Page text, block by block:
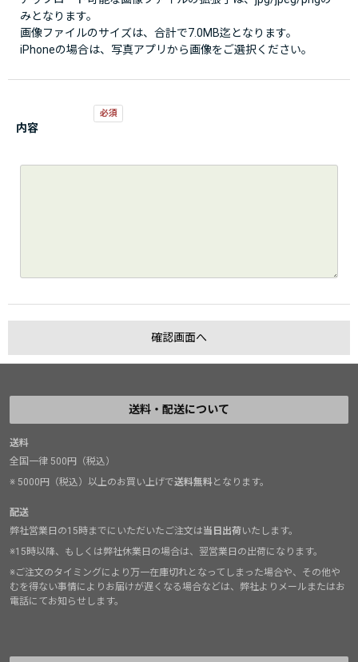
みとなります。
画像ファイルのサイズは、合計で7.0MB迄となります。
iPhoneの場合は、写真アプリから画像をご選択ください。
内容
送料・配送について
送料
全国一律 500円（税込）
※ 5000円（税込）以上のお買い上げで送料無料となります。
配送
弊社営業日の15時までにいただいたご注文は当日出荷いたします。
※15時以降、もしくは弊社休業日の場合は、翌営業日の出荷になります。
※ご注文のタイミングにより万一在庫切れとなってしまった場合や、その他や
むを得ない事情によりお届けが遅くなる場合などは、弊社よりメールまたはお
電話にてお知らせします。